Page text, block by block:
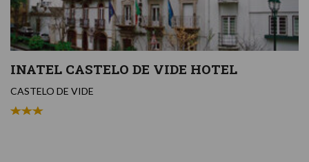
INATEL CASTELO DE VIDE HOTEL
CASTELO DE VIDE